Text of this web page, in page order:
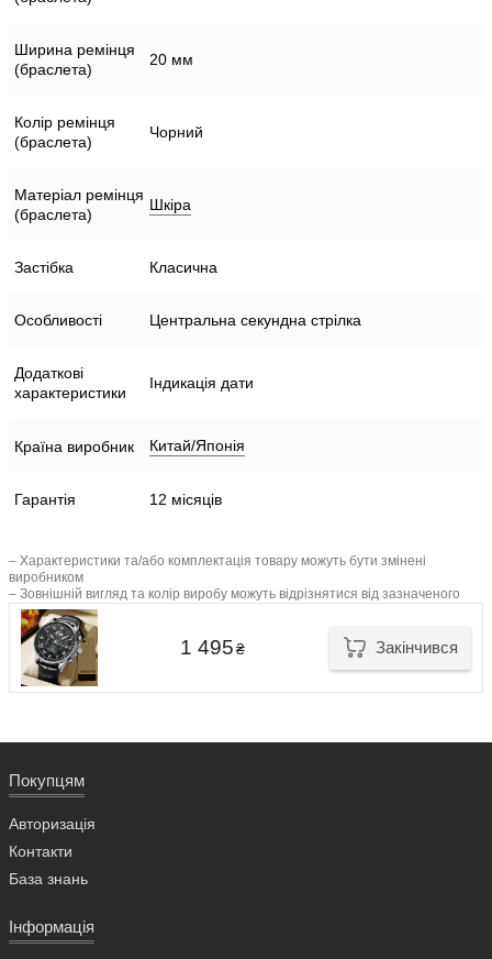
Ширина ремінця
(браслета)
20 мм
Колір ремінця
(браслета)
Чорний
Матеріал ремінця
(браслета)
Шкіра
Застібка Класична
Особливості Центральна секундна стрілка
Додаткові
характеристики
Індикація дати
Країна виробник Китай/Японія
Гарантія 12 місяців
– Характеристики та/або комплектація товару можуть бути змінені
виробником
– Зовнішній вигляд та колір виробу можуть відрізнятися від зазначеного
1 495₴ Закінчився
Покупцям
Авторизація
Контакти
База знань
Інформація